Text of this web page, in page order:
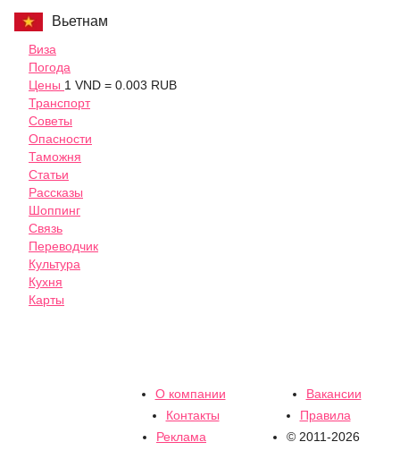
Вьетнам
Виза
Погода
Цены 1 VND = 0.003 RUB
Транспорт
Советы
Опасности
Таможня
Статьи
Рассказы
Шоппинг
Связь
Переводчик
Культура
Кухня
Карты
О компании
Вакансии
Контакты
Правила
Реклама
© 2011-2026